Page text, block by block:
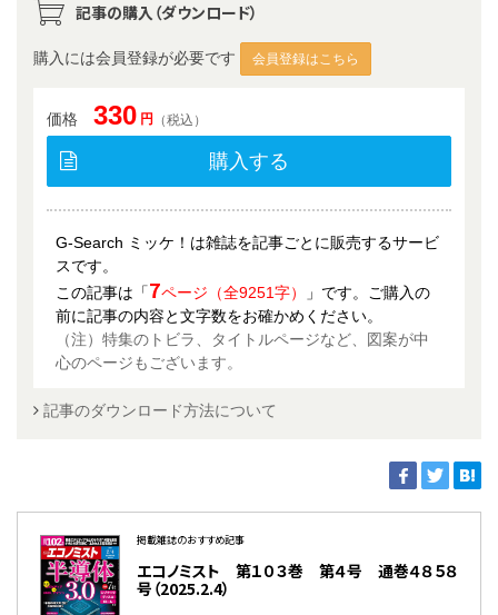
記事の購入（ダウンロード）
購入には会員登録が必要です 会員登録はこちら
価格 330 円 （税込）
購入する
G-Search ミッケ！は雑誌を記事ごとに販売するサービ
スです。
この記事は「7ページ（全9251字）
」です。ご購入の
前に記事の内容と文字数をお確かめください。
（注）特集のトビラ、タイトルページなど、図案が中
心のページもございます。
記事のダウンロード方法について
掲載雑誌のおすすめ記事
エコノミスト 第１０３巻 第４号 通巻４８５８
号（2025.2.4）